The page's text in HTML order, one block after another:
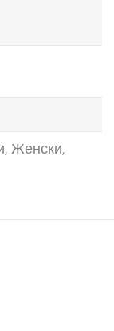
, Женски,